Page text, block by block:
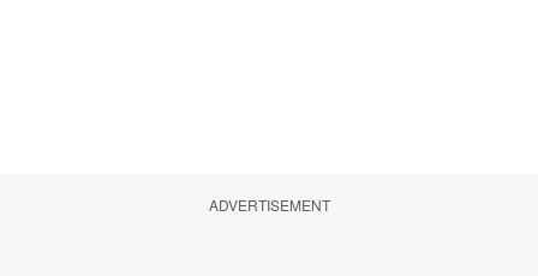
ADVERTISEMENT